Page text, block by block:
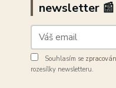
newsletter 📰
Souhlasím se
rozesílky newsletteru.